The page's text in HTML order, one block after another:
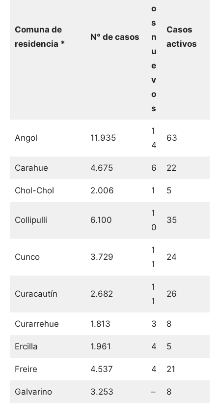
Comuna de
residencia *
N° de casos
o
s
n
u
e
v
o
s
Casos
activos
Angol 11.935
1
4
63
Carahue 4.675 6 22
Chol-Chol 2.006 1 5
Collipulli 6.100
1
0
35
Cunco 3.729
1
1
24
Curacautín 2.682
1
1
26
Curarrehue 1.813 3 8
Ercilla 1.961 4 5
Freire 4.537 4 21
Galvarino 3.253 – 8